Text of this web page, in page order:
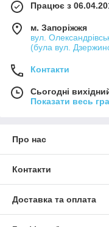
Працює з
м. Запоріжжя
вул.
(була вул.
Контакти
Сьогодні
Показати весь
Про нас
Контакти
Доставка та оплата